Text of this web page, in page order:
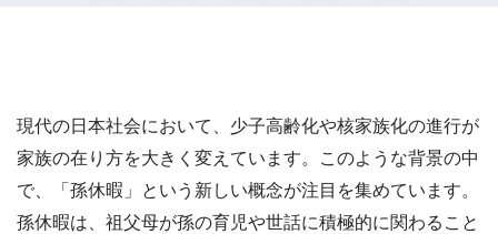
現代の日本社会において、少子高齢化や核家族化の進行が
家族の在り方を大きく変えています。このような背景の中
で、「孫休暇」という新しい概念が注目を集めています。
孫休暇は、祖父母が孫の育児や世話に積極的に関わること